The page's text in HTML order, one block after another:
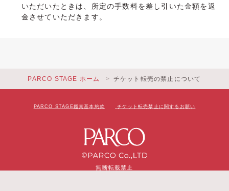
いただいたときは、所定の手数料を差し引いた金額を返
金させていただきます。
PARCO STAGE ホーム チケット転売の禁止について
PARCO STAGE鑑賞基本約款 チケット転売禁止に関するお願い
無断転載禁止